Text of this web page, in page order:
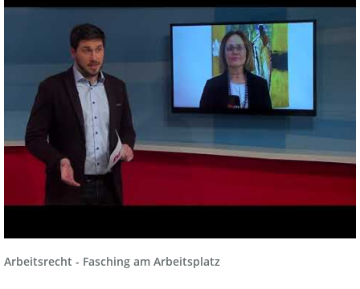
Arbeitsrecht - Fasching am Arbeitsplatz